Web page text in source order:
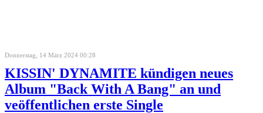
Donnerstag, 14 März 2024 00:28
KISSIN' DYNAMITE kündigen neues
Album "Back With A Bang" an und
veöffentlichen erste Single